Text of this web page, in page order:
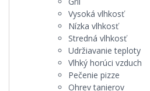
Vysoká vlhkosť
Nízka vlhkosť
Stredná vlhkosť
Udržiavanie teploty
Vlhký horúci vzduch
Pečenie pizze
Ohrev tanierov